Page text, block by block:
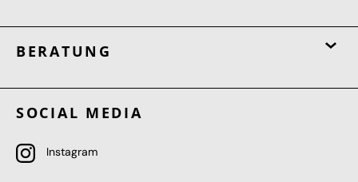
BERATUNG
SOCIAL MEDIA
Instagram